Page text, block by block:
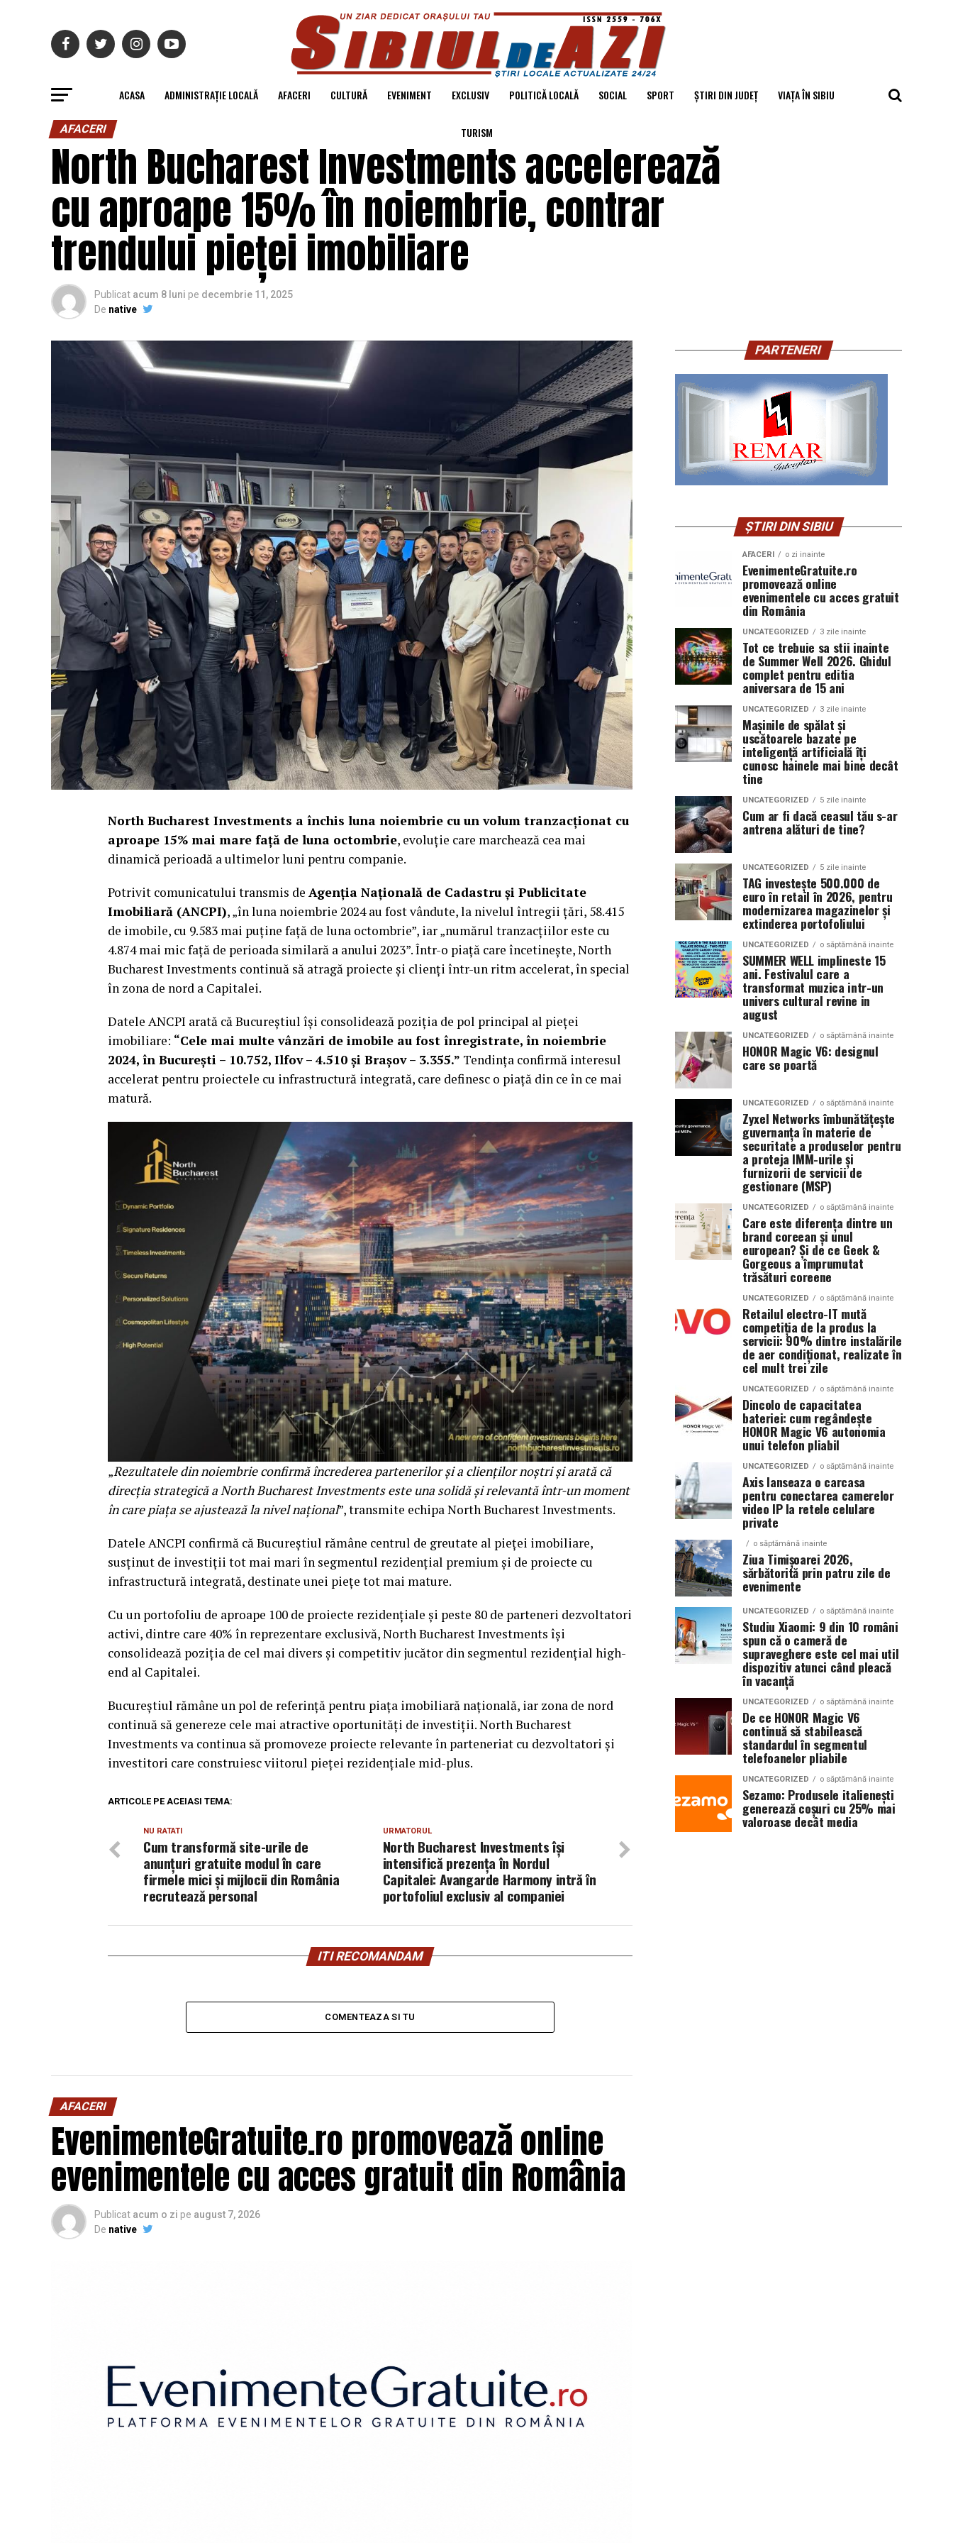
ACASA ADMINISTRAȚIE LOCALĂ AFACERI CULTURĂ EVENIMENT EXCLUSIV POLITICĂ LOCALĂ SOCIAL SPORT ȘTIRI DIN JUDEȚ VIAȚA ÎN SIBIU
TURISM
AFACERI
North Bucharest Investments accelerează
cu aproape 15% în noiembrie, contrar
trendului pieței imobiliare
Publicat acum 8 luni pe decembrie 11, 2025
De native
North Bucharest Investments a închis luna noiembrie cu un volum tranzacționat cu
aproape 15% mai mare față de luna octombrie, evoluție care marchează cea mai
dinamică perioadă a ultimelor luni pentru companie.
Potrivit comunicatului transmis de Agenția Națională de Cadastru și Publicitate
Imobiliară (ANCPI), „în luna noiembrie 2024 au fost vândute, la nivelul întregii țări, 58.415
de imobile, cu 9.583 mai puține față de luna octombrie”, iar „numărul tranzacțiilor este cu
4.874 mai mic față de perioada similară a anului 2023”. Într-o piață care încetinește, North
Bucharest Investments continuă să atragă proiecte și clienți într-un ritm accelerat, în special
în zona de nord a Capitalei.
Datele ANCPI arată că Bucureștiul își consolidează poziția de pol principal al pieței
imobiliare: “Cele mai multe vânzări de imobile au fost înregistrate, în noiembrie
2024, în București – 10.752, Ilfov – 4.510 și Brașov – 3.355.” Tendința confirmă interesul
accelerat pentru proiectele cu infrastructură integrată, care definesc o piață din ce în ce mai
matură.
„Rezultatele din noiembrie confirmă încrederea partenerilor și a clienților noștri și arată că
direcția strategică a North Bucharest Investments este una solidă și relevantă într-un moment
în care piața se ajustează la nivel național”, transmite echipa North Bucharest Investments.
Datele ANCPI confirmă că Bucureștiul rămâne centrul de greutate al pieței imobiliare,
susținut de investiții tot mai mari în segmentul rezidențial premium și de proiecte cu
infrastructură integrată, destinate unei piețe tot mai mature.
Cu un portofoliu de aproape 100 de proiecte rezidențiale și peste 80 de parteneri dezvoltatori
activi, dintre care 40% în reprezentare exclusivă, North Bucharest Investments își
consolidează poziția de cel mai divers și competitiv jucător din segmentul rezidențial high-
end al Capitalei.
Bucureștiul rămâne un pol de referință pentru piața imobiliară națională, iar zona de nord
continuă să genereze cele mai atractive oportunități de investiții. North Bucharest
Investments va continua să promoveze proiecte relevante în parteneriat cu dezvoltatori și
investitori care construiesc viitorul pieței rezidențiale mid-plus.
ARTICOLE PE ACEIASI TEMA:
URMATORUL
North Bucharest Investments își
intensifică prezența în Nordul
Capitalei: Avangarde Harmony intră în
portofoliul exclusiv al companiei
NU RATATI
Cum transformă site-urile de
anunțuri gratuite modul în care
firmele mici și mijlocii din România
recrutează personal
ITI RECOMANDAM
COMENTEAZA SI TU
AFACERI
EvenimenteGratuite.ro promovează online
evenimentele cu acces gratuit din România
Publicat acum o zi pe august 7, 2026
De native
PARTENERI
ȘTIRI DIN SIBIU
AFACERI o zi inainte
EvenimenteGratuite.ro
promovează online
evenimentele cu acces gratuit
din România
UNCATEGORIZED 3 zile inainte
Tot ce trebuie sa stii inainte
de Summer Well 2026. Ghidul
complet pentru editia
aniversara de 15 ani
UNCATEGORIZED 3 zile inainte
Mașinile de spălat și
uscătoarele bazate pe
inteligență artificială îți
cunosc hainele mai bine decât
tine
UNCATEGORIZED 5 zile inainte
Cum ar fi dacă ceasul tău s-ar
antrena alături de tine?
UNCATEGORIZED 5 zile inainte
TAG investește 500.000 de
euro în retail în 2026, pentru
modernizarea magazinelor și
extinderea portofoliului
UNCATEGORIZED o săptămână inainte
SUMMER WELL implineste 15
ani. Festivalul care a
transformat muzica intr-un
univers cultural revine in
august
UNCATEGORIZED o săptămână inainte
HONOR Magic V6: designul
care se poartă
UNCATEGORIZED o săptămână inainte
Zyxel Networks îmbunătățește
guvernanța în materie de
securitate a produselor pentru
a proteja IMM-urile și
furnizorii de servicii de
gestionare (MSP)
UNCATEGORIZED o săptămână inainte
Care este diferența dintre un
brand coreean și unul
european? Și de ce Geek &
Gorgeous a împrumutat
trăsături coreene
UNCATEGORIZED o săptămână inainte
Retailul electro-IT mută
competiția de la produs la
servicii: 90% dintre instalările
de aer condiționat, realizate în
cel mult trei zile
UNCATEGORIZED o săptămână inainte
Dincolo de capacitatea
bateriei: cum regândește
HONOR Magic V6 autonomia
unui telefon pliabil
UNCATEGORIZED o săptămână inainte
Axis lanseaza o carcasa
pentru conectarea camerelor
video IP la retele celulare
private
o săptămână inainte
Ziua Timișoarei 2026,
sărbătorită prin patru zile de
evenimente
UNCATEGORIZED o săptămână inainte
Studiu Xiaomi: 9 din 10 români
spun că o cameră de
supraveghere este cel mai util
dispozitiv atunci când pleacă
în vacanță
UNCATEGORIZED o săptămână inainte
De ce HONOR Magic V6
continuă să stabilească
standardul în segmentul
telefoanelor pliabile
UNCATEGORIZED o săptămână inainte
Sezamo: Produsele italienești
generează coșuri cu 25% mai
valoroase decât media